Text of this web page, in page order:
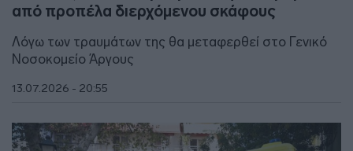
από προπέλα διερχόμενου σκάφους
Λόγω των τραυμάτων της θα μεταφερθεί στο Γενικό
Νοσοκομείο Άργους
13.07.2026 - 20:55